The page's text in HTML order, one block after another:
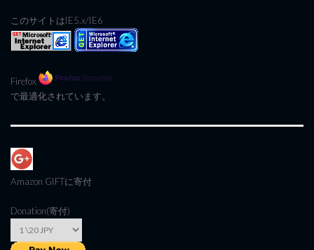
このサイトはIE5.x/IE6
Firefox
で最適化されています。
Amazon GIFTに寄付
Donation(寄付)